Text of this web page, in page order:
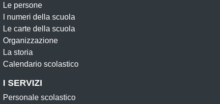
Le persone
I numeri della scuola
Le carte della scuola
Organizzazione
La storia
Calendario scolastico
I SERVIZI
Personale scolastico